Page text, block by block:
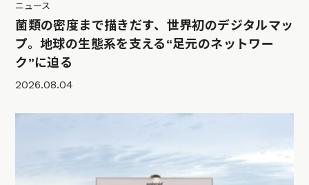
ニュース
菌類の密度まで描きだす、世界初のデジタルマッ
プ。地球の生態系を支える“足元のネットワー
ク”に迫る
2026.08.04